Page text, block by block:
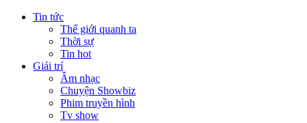
Tin tức
Thế giới quanh ta
Thời sự
Tin hot
Giải trí
Âm nhạc
Chuyện Showbiz
Phim truyền hình
Tv show